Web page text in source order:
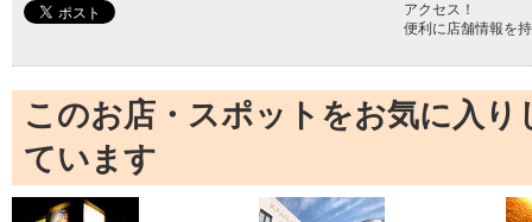
アクセス！
便利に店舗情報を
このお店・スポットをお気に入
ています